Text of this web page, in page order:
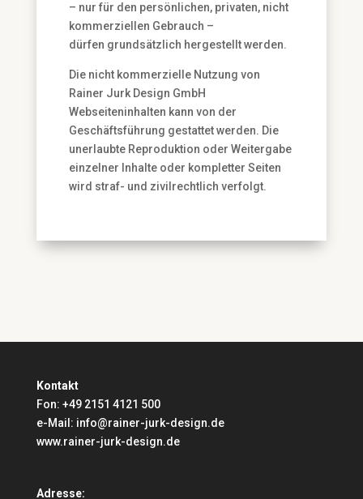
– nur für den persönlichen, privaten, nicht
kommerziellen Gebrauch –
dürfen grundsätzlich hergestellt werden.
Die nicht kommerzielle Nutzung von
Rainer Jurk Design GmbH
Webseiteninhalten kann von der
Geschäftsführung gestattet werden. Die
unerlaubte Reproduktion oder Weitergabe
einzelner Inhalte oder kompletter Seiten
wird straf- und zivilrechtlich verfolgt.
Kontakt
Fon: +49 2151 4121 500
e-Mail: info@rainer-jurk-design.de
www.rainer-jurk-design.de
Adresse: